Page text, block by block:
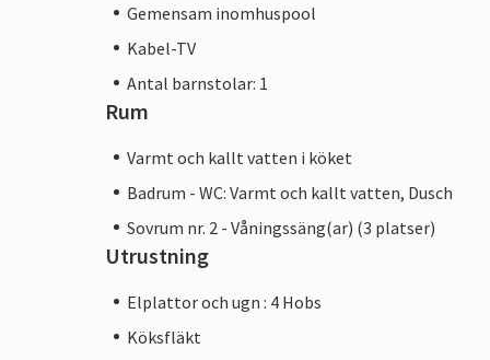
Gemensam inomhuspool
Kabel-TV
Antal barnstolar: 1
Rum
Varmt och kallt vatten i köket
Badrum - WC: Varmt och kallt vatten, Dusch
Sovrum nr. 2 - Våningssäng(ar) (3 platser)
Utrustning
Elplattor och ugn : 4 Hobs
Köksfläkt